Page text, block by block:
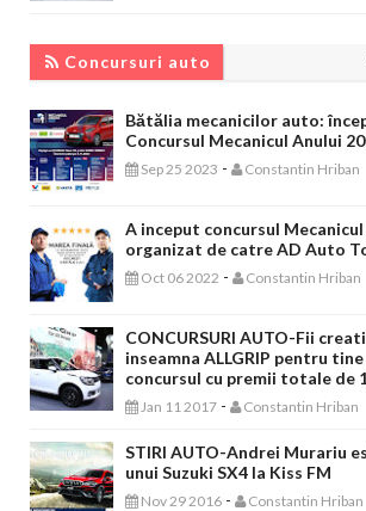
Concursuri auto
Bătălia mecanicilor auto:
Concursul Mecanicul Anului
Sep 25 2023 - Constantin Hriban
A inceput concursul
organizat de catre AD Auto
Oct 06 2022 - Constantin Hriban
CONCURSURI AUTO-Fii
inseamna ALLGRIP pentru
concursul cu premii totale de
Jan 11 2017 - Constantin Hriban
STIRI AUTO-Andrei Murariu
unui Suzuki SX4 la Kiss FM
Nov 29 2016 - Constantin Hriban